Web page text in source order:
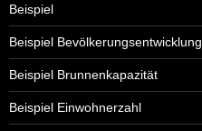
Beispiel
Beispiel Bevölkerungsentwicklung
Beispiel Brunnenkapazität
Beispiel Einwohnerzahl